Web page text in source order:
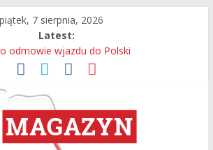
piątek, 7 sierpnia, 2026
Latest:
odmowie wjazdu do Polski
przyczyną interwencji na lotnisku
prezentują nową koszulkę
Trefoil wraca po ponad 30 latach
– 280 osób
Straż Graniczną